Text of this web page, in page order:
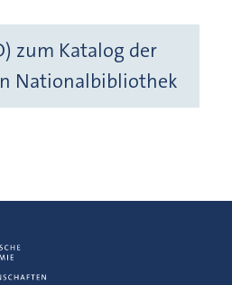
zum Katalog der
Nationalbibliothek